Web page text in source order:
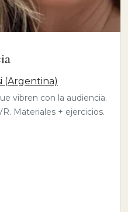
(Argentina)
vibren con la audiencia.
Materiales + ejercicios.